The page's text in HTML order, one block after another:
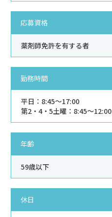
応募資格
薬剤師免許を有する者
勤務時間
平日：8:45～17:00
第2・4・5土曜：8:45～12:00
年齢
59歳以下
休日